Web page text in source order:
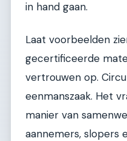
in hand gaan.
Laat voorbeelden
gecertificeerde
vertrouwen op.
eenmanszaak. Het
manier van
aannemers, slopers